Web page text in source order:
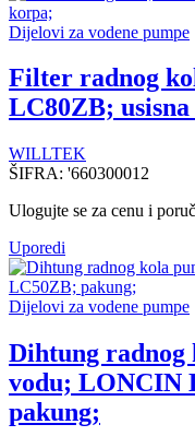
Dijelovi za vodene pumpe
Filter radnog
LC80ZB;
WILLTEK
ŠIFRA: '660300012
Ulogujte se za cenu i
Uporedi
Dijelovi za vodene pumpe
Dihtung radnog
vodu; LONCIN
pakung;